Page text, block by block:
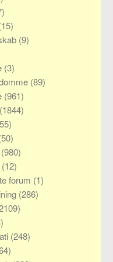
(9)
(3)
(89)
(961)
(1844)
(980)
(12)
forum (1)
(286)
(248)